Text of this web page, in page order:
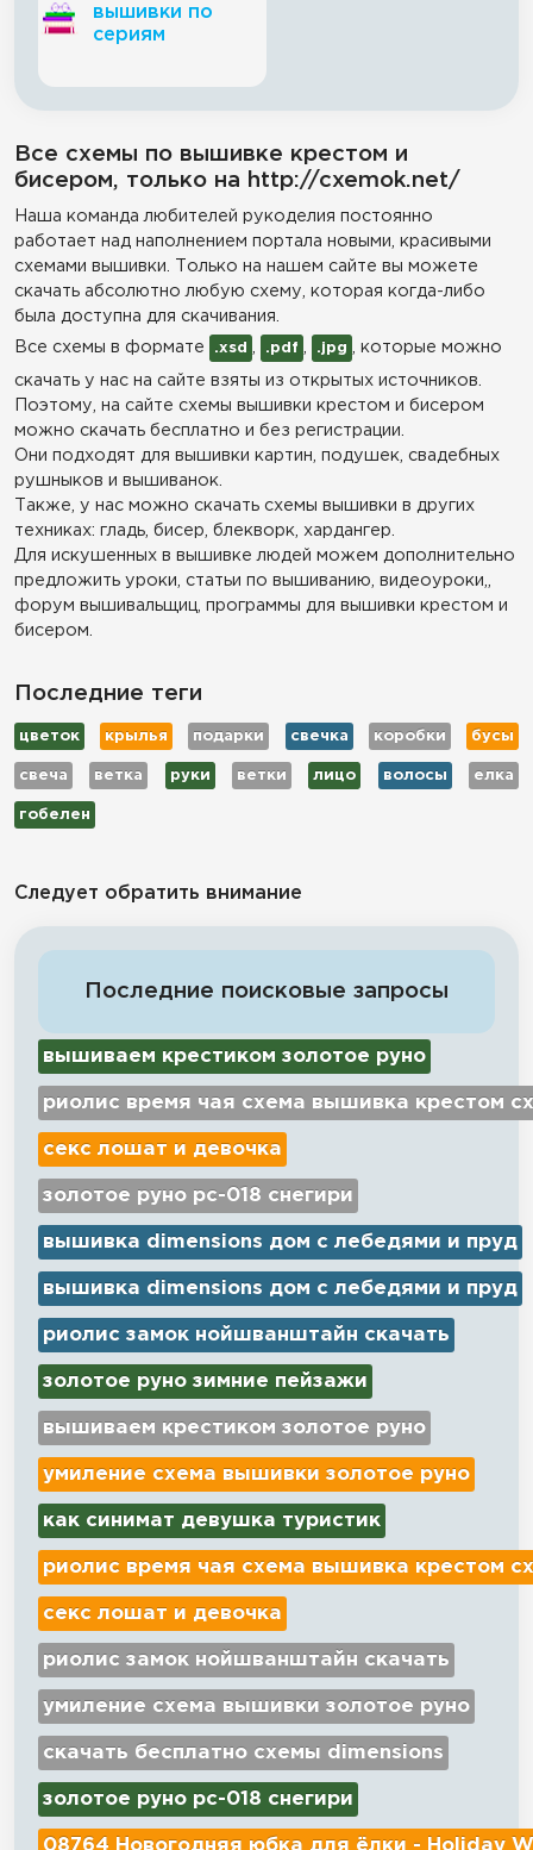
вышивки по
сериям
Все схемы по вышивке крестом и
бисером, только на http://cxemok.net/
Наша команда любителей рукоделия постоянно
работает над наполнением портала новыми, красивыми
схемами вышивки. Только на нашем сайте вы можете
скачать абсолютно любую схему, которая когда-либо
была доступна для скачивания.
Все схемы в формате
.xsd .pdf .jpg , которые можно
скачать у нас на сайте взяты из открытых источников.
Поэтому, на сайте схемы вышивки крестом и бисером
можно скачать бесплатно и без регистрации.
Они подходят для вышивки картин, подушек, свадебных
рушныков и вышиванок.
Также, у нас можно скачать схемы вышивки в других
техниках: гладь, бисер, блекворк, хардангер.
Для искушенных в вышивке людей можем дополнительно
предложить уроки, статьи по вышиванию, видеоуроки,,
форум вышивальщиц, программы для вышивки крестом и
бисером.
Последние теги
цветок крылья подарки свечка коробки бусы
свеча ветка руки ветки лицо волосы елка
гобелен
Следует обратить внимание
Последние поисковые запросы
вышиваем крестиком золотое руно
риолис время чая схема вышивка крестом
секс лошат и девочка
золотое руно рс-018 снегири
вышивка dimensions дом с лебедями и пруд
вышивка dimensions дом с лебедями и пруд
риолис замок нойшванштайн скачать
золотое руно зимние пейзажи
вышиваем крестиком золотое руно
умиление схема вышивки золотое руно
как синимат девушка туристик
риолис время чая схема вышивка крестом
секс лошат и девочка
риолис замок нойшванштайн скачать
умиление схема вышивки золотое руно
скачать бесплатно схемы dimensions
золотое руно рс-018 снегири
08764 Новогодняя юбка для ёлки - Holiday